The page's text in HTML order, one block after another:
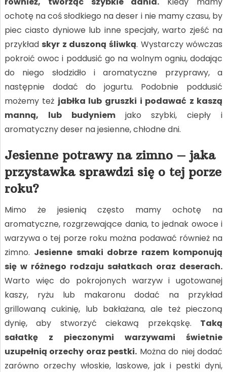
ochotę na coś słodkiego na deser i nie mamy czasu, by
piec ciasto dyniowe lub inne specjały, warto zjeść na
przykład skyr z duszoną śliwką. Wystarczy wówczas
pokroić owoc i poddusić go na wolnym ogniu, dodając
do niego słodzidło i aromatyczne przyprawy, a
następnie dodać do jogurtu. Podobnie poddusić
możemy też jabłka lub gruszki i podawać z kaszą
manną, lub budyniem jako szybki, ciepły i
aromatyczny deser na jesienne, chłodne dni.
Jesienne potrawy na zimno – jaka
przystawka sprawdzi się o tej porze
roku?
Mimo że jesienią często mamy ochotę na
aromatyczne, rozgrzewające dania, to jednak owoce i
warzywa o tej porze roku można podawać również na
zimno. Jesienne smaki dobrze razem komponują
się w różnego rodzaju sałatkach oraz deserach.
Warto więc do pokrojonych warzyw i ugotowanej
kaszy, ryżu lub makaronu dodać na przykład
grillowaną cukinię, lub bakłażana, ale też pieczoną
dynię, aby stworzyć ciekawą przekąskę. Taką
sałatkę z pieczonymi warzywami świetnie
uzupełnią orzechy oraz pestki. Można do niej dodać
zarówno orzechy włoskie, laskowe, jak i pestki dyni,